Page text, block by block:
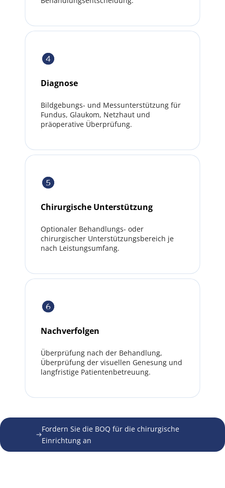
Diagnose
Bildgebungs- und Messunterstützung für
Fundus, Glaukom, Netzhaut und
präoperative Überprüfung.
Chirurgische Unterstützung
Optionaler Behandlungs- oder
chirurgischer Unterstützungsbereich je
nach Leistungsumfang.
Nachverfolgen
Überprüfung nach der Behandlung,
Überprüfung der visuellen Genesung und
langfristige Patientenbetreuung.
Fordern Sie die BOQ für die chirurgische
Einrichtung an